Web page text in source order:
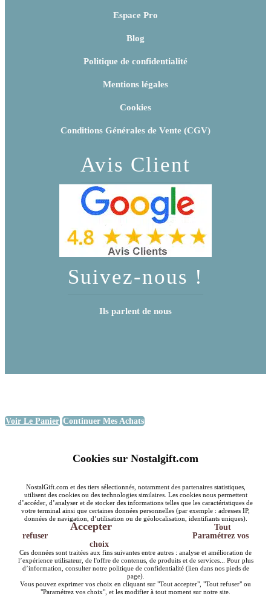
Espace Pro
Blog
Politique de confidentialité
Mentions légales
Cookies
Conditions Générales de Vente (CGV)
Avis Client
Suivez-nous !
Ils parlent de nous
Voir Le Panier Continuer Mes Achats
Cookies sur Nostalgift.com
NostalGift.com et des tiers sélectionnés, notamment des partenaires statistiques,
utilisent des cookies ou des technologies similaires. Les cookies nous permettent
d’accéder, d’analyser et de stocker des informations telles que les caractéristiques de
votre terminal ainsi que certaines données personnelles (par exemple : adresses IP,
données de navigation, d’utilisation ou de géolocalisation, identifiants uniques).
Accepter
Tout
refuser
Paramétrez vos
choix
Ces données sont traitées aux fins suivantes entre autres : analyse et amélioration de
l’expérience utilisateur, de l'offre de contenus, de produits et de services... Pour plus
d’information, consulter notre politique de confidentialité (lien dans nos pieds de
page).
Vous pouvez exprimer vos choix en cliquant sur "Tout accepter", "Tout refuser" ou
"Paramétrez vos choix", et les modifier à tout moment sur notre site.